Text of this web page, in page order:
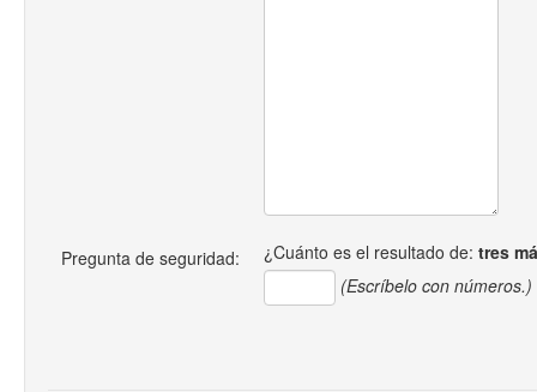
Pregunta de seguridad: ¿Cuánto es el resultado de: tres
(Escríbelo con números.)